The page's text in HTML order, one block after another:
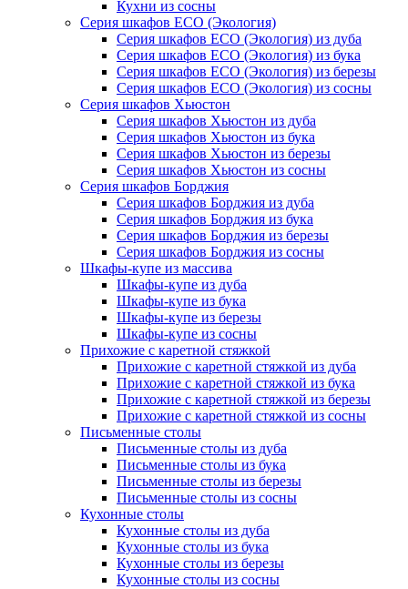
Кухни из сосны
Серия шкафов ECO (Экология)
Серия шкафов ECO (Экология) из дуба
Серия шкафов ECO (Экология) из бука
Серия шкафов ECO (Экология) из березы
Серия шкафов ECO (Экология) из сосны
Серия шкафов Хьюстон
Серия шкафов Хьюстон из дуба
Серия шкафов Хьюстон из бука
Серия шкафов Хьюстон из березы
Серия шкафов Хьюстон из сосны
Серия шкафов Борджия
Серия шкафов Борджия из дуба
Серия шкафов Борджия из бука
Серия шкафов Борджия из березы
Серия шкафов Борджия из сосны
Шкафы-купе из массива
Шкафы-купе из дуба
Шкафы-купе из бука
Шкафы-купе из березы
Шкафы-купе из сосны
Прихожие с каретной стяжкой
Прихожие с каретной стяжкой из дуба
Прихожие с каретной стяжкой из бука
Прихожие с каретной стяжкой из березы
Прихожие с каретной стяжкой из сосны
Письменные столы
Письменные столы из дуба
Письменные столы из бука
Письменные столы из березы
Письменные столы из сосны
Кухонные столы
Кухонные столы из дуба
Кухонные столы из бука
Кухонные столы из березы
Кухонные столы из сосны